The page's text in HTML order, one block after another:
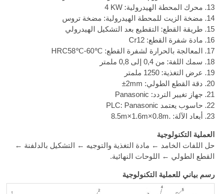
13. محرك المحطة الهيدرولية:
4 KW
14. مضخة الزيت للمحطة الهيدرولية: مضخة تروس
15. طريقة القطع: التقطيع بعد التشكيل الهيدرولي
16. مادة شفرة القطع: Cr12
17. المعالجة بالحرارة لشفرة القطع:
HRC58℃-60℃
18. سمك اللفة: من 0,4 إلى 0,8 ملمتر
19. عرض التغذية: 1250 ملمتر
20. دقة القطع الطولي:
±2mm
21. جهاز تغيير التردد: Panasonic
22. حاسوب يعتمد PLC: Panasonic
23. أبعاد الآلة:
8.5m×1.6m×0.8m.
العملية التكنولوجية
حل اللفات الخامد ← مادة التغذية والتوجيه ← التشكيل بالدلفنة ←
القطع الطولي ← اللوحات النهائية.
رسم بياني للعملية التكنولوجية